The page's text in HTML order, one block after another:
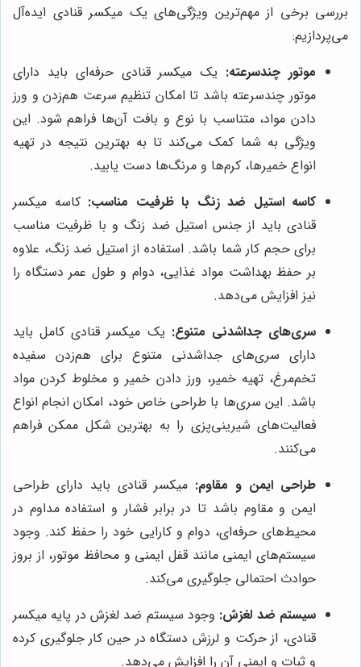
بررسی برخی از مهم‌ترین ویژگی‌های یک میکسر قنادی ایده‌آل
می‌پردازیم:
موتور چندسرعته: یک میکسر قنادی حرفه‌ای باید دارای
موتور چندسرعته باشد تا امکان تنظیم سرعت هم‌زدن و ورز
دادن مواد، متناسب با نوع و بافت آن‌ها فراهم شود. این
ویژگی به شما کمک می‌کند تا به بهترین نتیجه در تهیه
انواع خمیرها، کرم‌ها و مرنگ‌ها دست یابید.
کاسه استیل ضد زنگ با ظرفیت مناسب: کاسه میکسر
قنادی باید از جنس استیل ضد زنگ و با ظرفیت مناسب
برای حجم کار شما باشد. استفاده از استیل ضد زنگ، علاوه
بر حفظ بهداشت مواد غذایی، دوام و طول عمر دستگاه را
نیز افزایش می‌دهد.
سری‌های جداشدنی متنوع: یک میکسر قنادی کامل باید
دارای سری‌های جداشدنی متنوع برای هم‌زدن سفیده
تخم‌مرغ، تهیه خمیر، ورز دادن خمیر و مخلوط کردن مواد
باشد. این سری‌ها با طراحی خاص خود، امکان انجام انواع
فعالیت‌های شیرینی‌پزی را به بهترین شکل ممکن فراهم
می‌کنند.
طراحی ایمن و مقاوم: میکسر قنادی باید دارای طراحی
ایمن و مقاوم باشد تا در برابر فشار و استفاده مداوم در
محیط‌های حرفه‌ای، دوام و کارایی خود را حفظ کند. وجود
سیستم‌های ایمنی مانند قفل ایمنی و محافظ موتور، از بروز
حوادث احتمالی جلوگیری می‌کند.
سیستم ضد لغزش: وجود سیستم ضد لغزش در پایه میکسر
قنادی، از حرکت و لرزش دستگاه در حین کار جلوگیری کرده
و ثبات و ایمنی آن را افزایش می‌دهد.